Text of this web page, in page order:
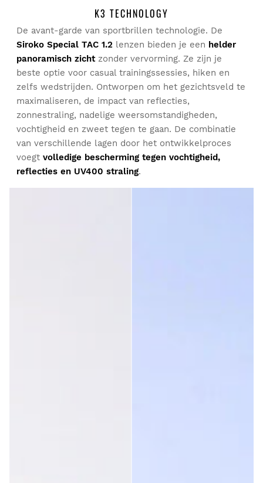
Probeer onze producten lekker thuis uit. Je hebt 30 dagen
vanaf de leverdatum om een retourzending te doen.
Vanuit je gebruikersaccount kun je eenvoudig en snel een
product uit je bestelling retourneren.
Je geld terugboeken naar de oorspronkelijke
betaalmethode
Vanaf
K3 TECHNOLOGY
De avant-garde van sportbrillen technologie. De
Siroko Special TAC 1.2 lenzen bieden je een helder
panoramisch zicht zonder vervorming. Ze zijn je
beste optie voor casual trainingssessies, hiken en
zelfs wedstrijden. Ontworpen om het gezichtsveld te
maximaliseren, de impact van reflecties,
zonnestraling, nadelige weersomstandigheden,
vochtigheid en zweet tegen te gaan. De combinatie
van verschillende lagen door het ontwikkelproces
voegt volledige bescherming tegen vochtigheid,
reflecties en UV400 straling.